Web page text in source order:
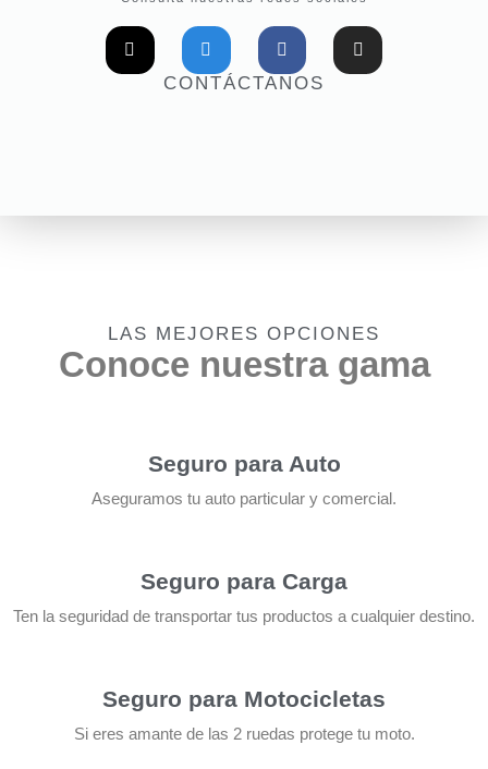
CONTÁCTANOS
LAS MEJORES OPCIONES
Conoce nuestra gama
Seguro para Auto
Aseguramos tu auto particular y comercial.
Seguro para Carga
Ten la seguridad de transportar tus productos a cualquier destino.
Seguro para Motocicletas
Si eres amante de las 2 ruedas protege tu moto.